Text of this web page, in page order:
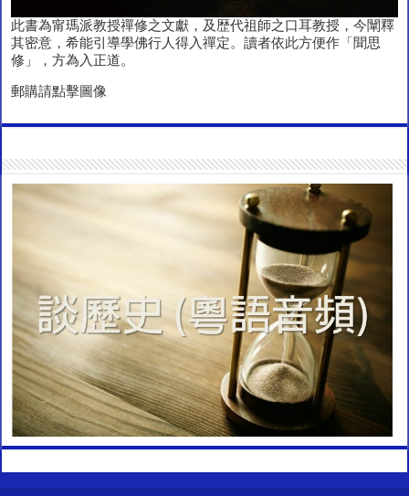
此書為甯瑪派教授禪修之文獻，及歴代祖師之口耳教授，今闡釋
其密意，希能引導學佛行人得入禪定。讀者依此方便作「聞思
修」，方為入正道。
郵購請點擊圖像